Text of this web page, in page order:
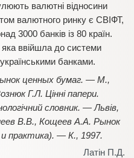
валютні відносини
валютного ринку є СВІФТ,
3000 банків із 80 країн.
ввійшла до системи
банками.
ценных бумаг. — М.,
Г.Л. Цінні папери.
словник. — Львів,
В.В., Кощеев А.А. Рынок
практика). — К., 1997.
Латін П.Д.